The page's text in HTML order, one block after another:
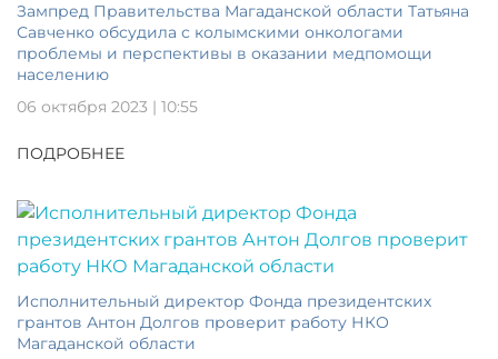
Зампред Правительства Магаданской области Татьяна
Савченко обсудила с колымскими онкологами
проблемы и перспективы в оказании медпомощи
населению
06 октября 2023 | 10:55
ПОДРОБНЕЕ
Исполнительный директор Фонда президентских
грантов Антон Долгов проверит работу НКО
Магаданской области